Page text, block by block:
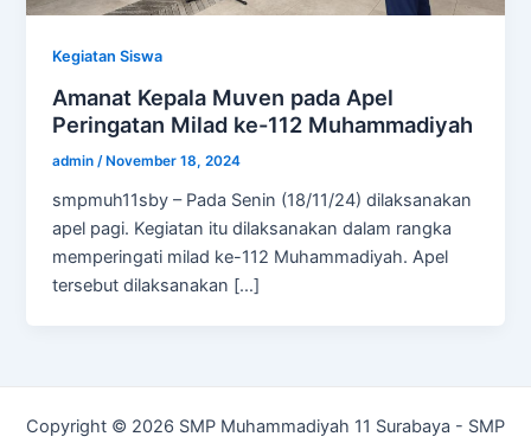
Kegiatan Siswa
Amanat Kepala Muven pada Apel
Peringatan Milad ke-112 Muhammadiyah
admin/ November 18, 2024
smpmuh11sby – Pada Senin (18/11/24) dilaksanakan
apel pagi. Kegiatan itu dilaksanakan dalam rangka
memperingati milad ke-112 Muhammadiyah. Apel
tersebut dilaksanakan […]
Copyright © 2026 SMP Muhammadiyah 11 Surabaya - SMP